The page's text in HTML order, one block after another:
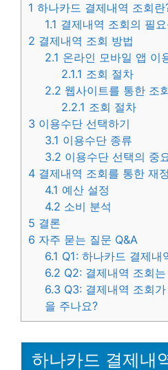
1 하나카드 결제내역 조회란
1.1 결제내역 조회의 필요
2 결제내역 조회 방법
2.1 온라인 모바일 앱 이
2.1.1 조회 절차
2.2 웹사이트를 통한 조
2.2.1 조회 절차
3 이용수단 선택하기
3.1 이용수단 종류
3.2 이용수단 선택의 중
4 결제내역 조회를 통한 재
4.1 예산 설정
4.2 소비 분석
5 결론
6 자주 묻는 질문 Q&A
6.1 Q1: 하나카드 결제내
6.2 Q2: 결제내역 조회
6.3 Q3: 결제내역 조회
을 주나요?
하나카드 결제내